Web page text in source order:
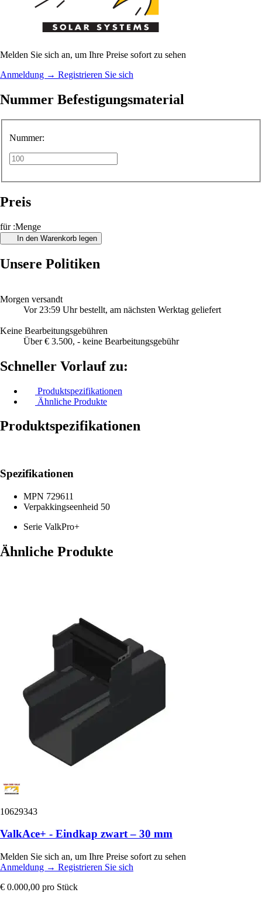
Melden Sie sich an, um Ihre Preise sofort zu sehen
Anmeldung → Registrieren Sie sich
Nummer Befestigungsmaterial
Nummer:
Preis
für :Menge
In den Warenkorb legen
Unsere Politiken
Morgen versandt
Vor 23:59 Uhr bestellt, am nächsten Werktag geliefert
Keine Bearbeitungsgebühren
Über € 3.500, - keine Bearbeitungsgebühr
Schneller Vorlauf zu:
Produktspezifikationen
Ähnliche Produkte
Produktspezifikationen
Spezifikationen
MPN 729611
Verpakkingseenheid 50
Serie ValkPro+
Ähnliche Produkte
10629343
ValkAce+ - Eindkap zwart – 30 mm
Melden Sie sich an, um Ihre Preise sofort zu sehen
Anmeldung → Registrieren Sie sich
€ 0.000,00 pro Stück